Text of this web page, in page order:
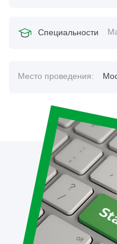
Специальности
Место проведения: